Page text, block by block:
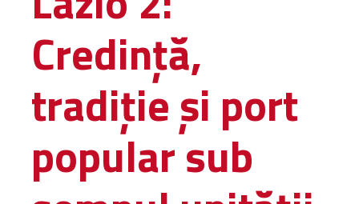
CONTACT
CERCA
Credință,
tradiție și port
popular sub